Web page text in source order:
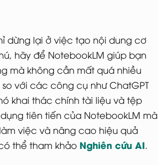
dừng lại ở việc tạo nội dung cơ
hãy để NotebookLM giúp bạn
mà không cần mất quá nhiều
với các công cụ như ChatGPT
khai thác chính tài liệu và tệp
tiên tiến của NotebookLM mà
việc và nâng cao hiệu quả
thể tham khảo Nghiên cứu AI.